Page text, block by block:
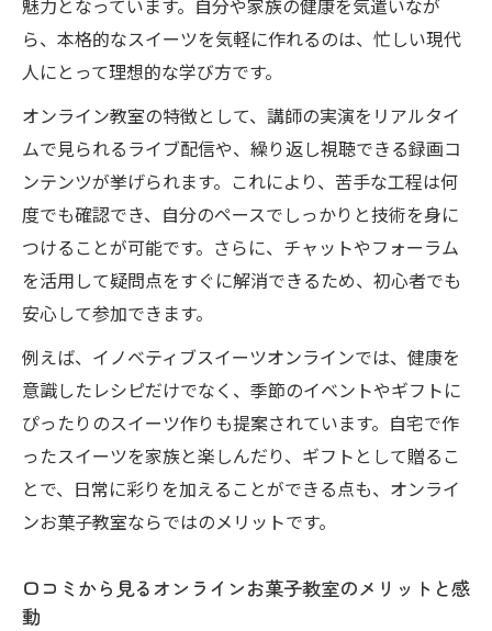
ラインで体験
家族で楽しめる健康志向のオンラインお菓
子教室講座
オンラインお菓子教室で叶う体に優しいス
イーツ作り
オンラインお菓子教室の魅力を発見しよう
オンラインお菓子教室の魅力と人気の秘密
を解説
初めてでも安心のオンラインお菓子教室体
験談
口コミからわかるオンラインお菓子教室の
選び方
野尻ケイクのクッキー缶体験とオンライン
教室の相性
オンラインお菓子教室が提供する多彩な学
び
イノベティブスイーツで広がる手作りの世界
魅力となっています。自分や家族の健康を気遣いなが
ら、本格的なスイーツを気軽に作れるのは、忙しい現代
人にとって理想的な学び方です。
オンライン教室の特徴として、講師の実演をリアルタイ
ムで見られるライブ配信や、繰り返し視聴できる録画コ
ンテンツが挙げられます。これにより、苦手な工程は何
度でも確認でき、自分のペースでしっかりと技術を身に
つけることが可能です。さらに、チャットやフォーラム
を活用して疑問点をすぐに解消できるため、初心者でも
安心して参加できます。
例えば、イノベティブスイーツオンラインでは、健康を
意識したレシピだけでなく、季節のイベントやギフトに
ぴったりのスイーツ作りも提案されています。自宅で作
ったスイーツを家族と楽しんだり、ギフトとして贈るこ
とで、日常に彩りを加えることができる点も、オンライ
ンお菓子教室ならではのメリットです。
口コミから見るオンラインお菓子教室のメリットと感
動